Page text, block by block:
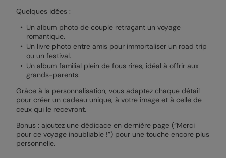
Quelques idées :
Un album photo de couple retraçant un voyage
romantique.
Un livre photo entre amis pour immortaliser un road trip
ou un festival.
Un album familial plein de fous rires, idéal à offrir aux
grands-parents.
Grâce à la personnalisation, vous adaptez chaque détail
pour créer un cadeau unique, à votre image et à celle de
ceux qui le recevront.
Bonus : ajoutez une dédicace en dernière page (“Merci
pour ce voyage inoubliable !”) pour une touche encore plus
personnelle.